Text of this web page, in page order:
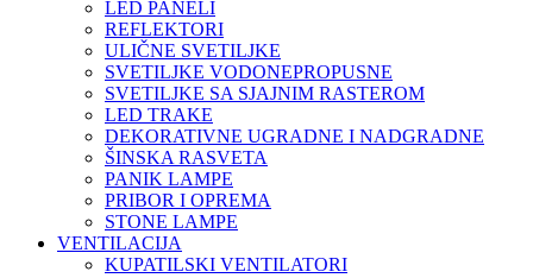
LED PANELI
REFLEKTORI
ULIČNE SVETILJKE
SVETILJKE VODONEPROPUSNE
SVETILJKE SA SJAJNIM RASTEROM
LED TRAKE
DEKORATIVNE UGRADNE I NADGRADNE
ŠINSKA RASVETA
PANIK LAMPE
PRIBOR I OPREMA
STONE LAMPE
VENTILACIJA
KUPATILSKI VENTILATORI